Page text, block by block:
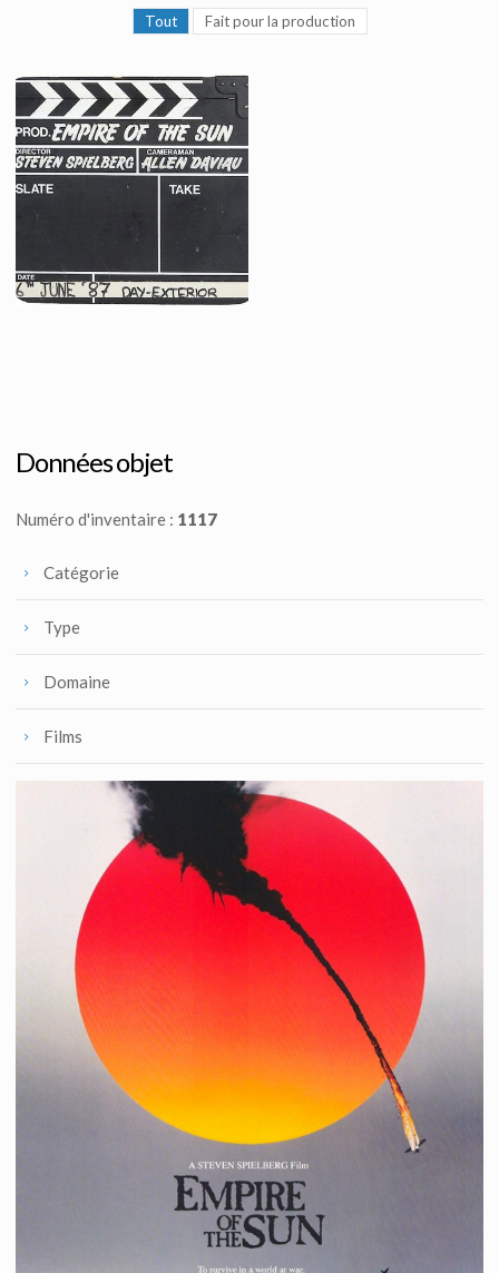
Tout Fait pour la production
Fait pour la production
Données objet
Numéro d'inventaire : 1117
Catégorie
Type
Domaine
Films